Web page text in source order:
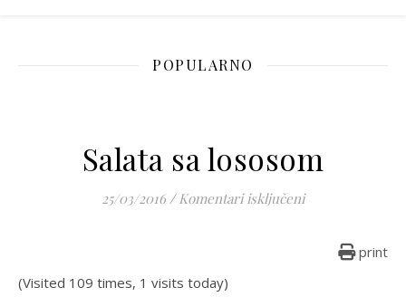
POPULARNO
Salata sa lososom
25/03/2016 / Komentari isključeniza Salata sa
print
(Visited 109 times, 1 visits today)